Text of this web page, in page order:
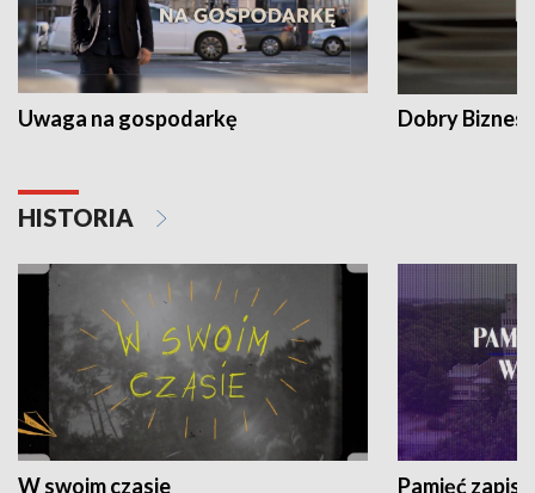
Uwaga na gospodarkę Dobry Biznes
HISTORIA
W swoim czasie Pamięć